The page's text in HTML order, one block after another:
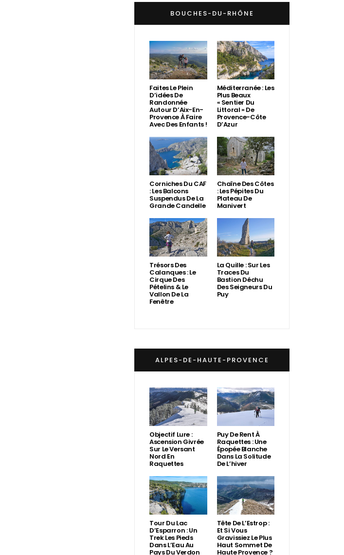
BOUCHES-DU-RHÔNE
Faites Le Plein
D’idées De
Randonnée
Autour D’Aix-En-
Provence À Faire
Avec Des Enfants !
Méditerranée : Les
Plus Beaux
« Sentier Du
Littoral » De
Provence-Côte
D’Azur
Corniches Du CAF
: Les Balcons
Suspendus De La
Grande Candelle
Chaîne Des Côtes
: Les Pépites Du
Plateau De
Manivert
Trésors Des
Calanques : Le
Cirque Des
Pételins & Le
Vallon De La
Fenêtre
La Quille : Sur Les
Traces Du
Bastion Déchu
Des Seigneurs Du
Puy
ALPES-DE-HAUTE-PROVENCE
Objectif Lure :
Ascension Givrée
Sur Le Versant
Nord En
Raquettes
Puy De Rent À
Raquettes : Une
Épopée Blanche
Dans La Solitude
De L’hiver
Tour Du Lac
D’Esparron : Un
Trek Les Pieds
Dans L’Eau Au
Pays Du Verdon
Tête De L’Estrop :
Et Si Vous
Gravissiez Le Plus
Haut Sommet De
Haute Provence ?